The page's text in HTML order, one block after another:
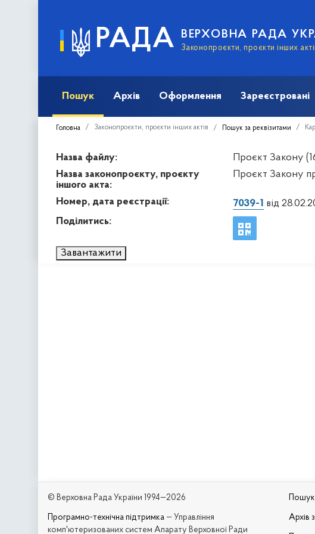
РАДА ВЕРХОВНА РАДА
Законопроєкти, проєкти інших
Пошук Архів Оформлення Зареєстровані
Головна Законопроєкти, проєкти інших актів Пошук за реквізитами
Назва файлу:
Проєкт Закону
Назва законопроєкту, проєкту
іншого акта:
Проєкт Закону
Номер, дата реєстрації: 7039-1 від
Поділитись:
Завантажити
© Верховна Рада України 1994—2026
Програмно-технічна підтримка — Управління
комп'ютеризованих систем Апарату Верховної Ради
Пошук
Архів